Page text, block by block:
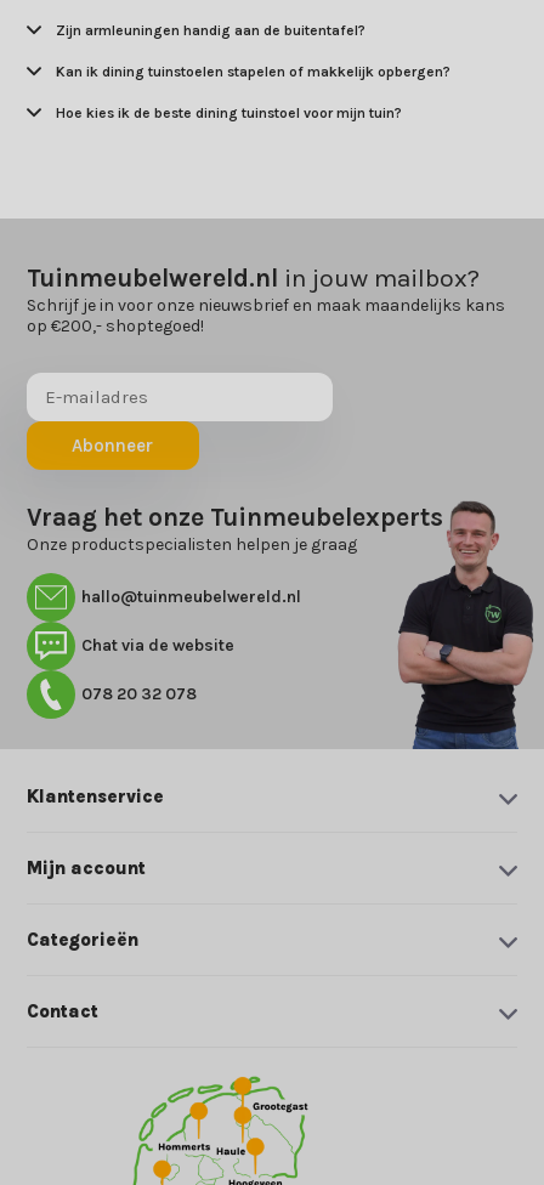
Zijn armleuningen handig aan de buitentafel?
Kan ik dining tuinstoelen stapelen of makkelijk opbergen?
Hoe kies ik de beste dining tuinstoel voor mijn tuin?
Tuinmeubelwereld.nl in jouw mailbox?
Schrijf je in voor onze nieuwsbrief en maak maandelijks kans
op €200,- shoptegoed!
Abonneer
Vraag het onze Tuinmeubelexperts
Onze productspecialisten helpen je graag
hallo@tuinmeubelwereld.nl
Chat via de website
078 20 32 078
Klantenservice
Mijn account
Categorieën
Contact